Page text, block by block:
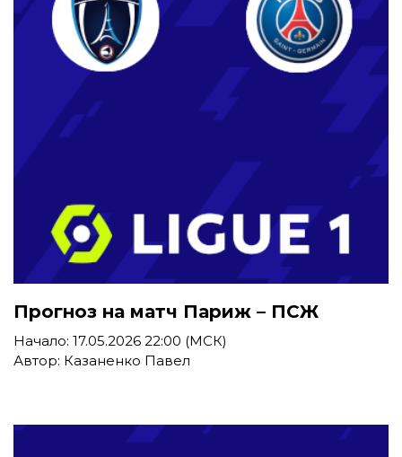
Прогноз на матч Париж – ПСЖ
Начало: 17.05.2026 22:00 (МСК)
Автор: Казаненко Павел